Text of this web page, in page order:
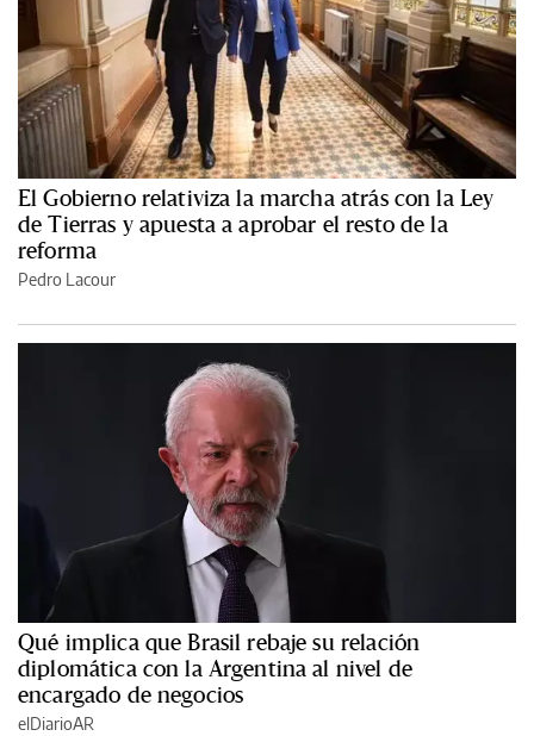
El Gobierno relativiza la marcha atrás con la Ley
de Tierras y apuesta a aprobar el resto de la
reforma
Pedro Lacour
Qué implica que Brasil rebaje su relación
diplomática con la Argentina al nivel de
encargado de negocios
elDiarioAR